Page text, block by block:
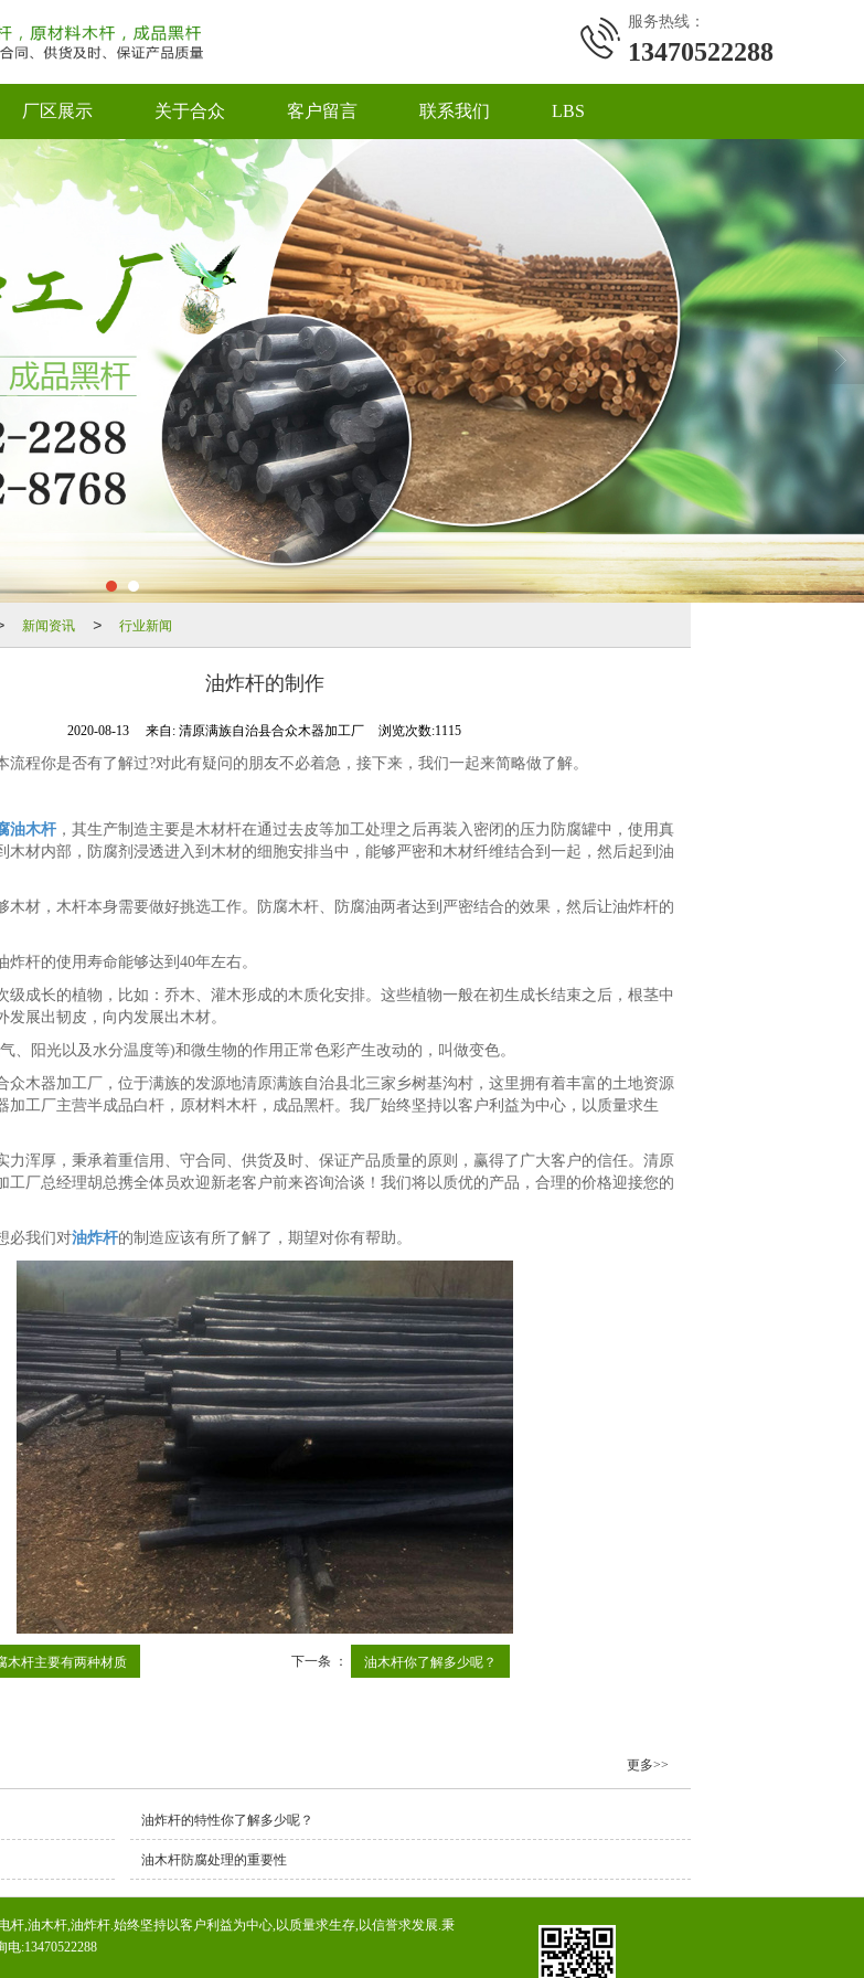
服务热线：
13470522288
厂区展示 关于合众 客户留言 联系我们 LBS
新闻资讯 > 行业新闻
油炸杆的制作
2020-08-13 来自:清原满族自治县合众木器加工厂 浏览次数:1115
流程你是否有了解过?对此有疑问的朋友不必着急，接下来，我们一起来简略做了解。
油木杆，其生产制造主要是木材杆在通过去皮等加工处理之后再装入密闭的压力防腐罐中，使用真
木材内部，防腐剂浸透进入到木材的细胞安排当中，能够严密和木材纤维结合到一起，然后起到油
木材，木杆本身需要做好挑选工作。防腐木杆、防腐油两者达到严密结合的效果，然后让油炸杆的
炸杆的使用寿命能够达到40年左右。
级成长的植物，比如：乔木、灌木形成的木质化安排。这些植物一般在初生成长结束之后，根茎中
发展出韧皮，向内发展出木材。
、阳光以及水分温度等)和微生物的作用正常色彩产生改动的，叫做变色。
众木器加工厂，位于满族的发源地清原满族自治县北三家乡树基沟村，这里拥有着丰富的土地资源
加工厂主营半成品白杆，原材料木杆，成品黑杆。我厂始终坚持以客户利益为中心，以质量求生
力浑厚，秉承着重信用、守合同、供货及时、保证产品质量的原则，赢得了广大客户的信任。清原
工厂总经理胡总携全体员欢迎新老客户前来咨询洽谈！我们将以质优的产品，合理的价格迎接您的
必我们对油炸杆的制造应该有所了解了，期望对你有帮助。
木杆主要有两种材质 下一条 ： 油木杆你了解多少呢？
更多>>
油炸杆的特性你了解多少呢？
油木杆防腐处理的重要性
,油木杆,油炸杆.始终坚持以客户利益为中心,以质量求生存,以信誉求发展.秉
:13470522288